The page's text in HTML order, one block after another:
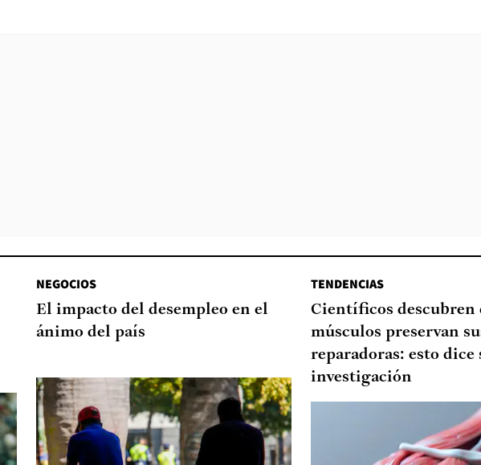
NEGOCIOS
El impacto del desempleo en el
ánimo del país
TENDENCIAS
Científicos descubren
músculos preservan
reparadoras: esto dice
investigación